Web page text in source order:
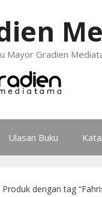
Mayor Gradien
Ulasan Buku
dengan tag